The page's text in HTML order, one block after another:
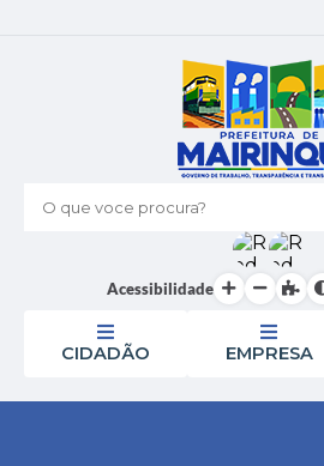
O que voce procura?
Acessibilidade
CIDADÃO EMPRESA